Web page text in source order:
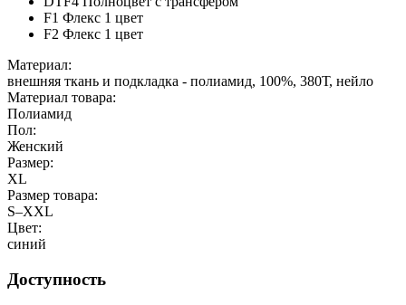
F1 Флекс 1 цвет
F2 Флекс 1 цвет
Материал:
внешняя ткань и подкладка - полиамид, 100%, 380Т, нейло
Материал товара:
Полиамид
Пол:
Женский
Размер:
XL
Размер товара:
S–XXL
Цвет:
синий
Доступность